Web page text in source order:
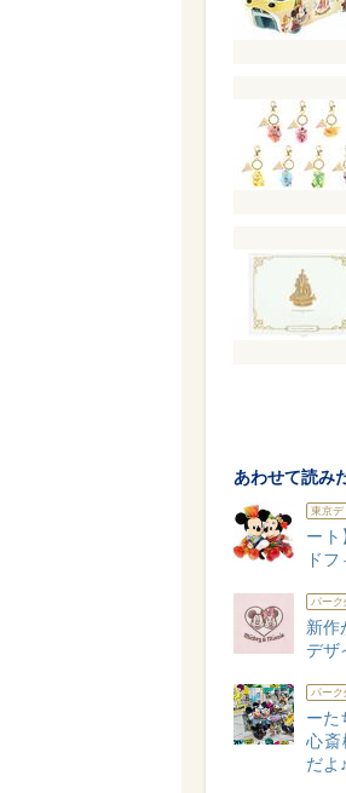
あわせて読み
東京デ
ート
ド
パーク
新作
デザ
パーク
ーた
心斎
だよ♪